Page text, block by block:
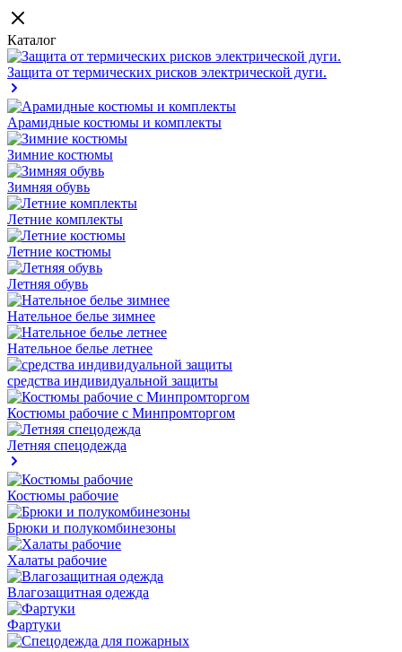
Каталог
Защита от термических рисков электрической дуги.
Арамидные костюмы и комплекты
Зимние костюмы
Зимняя обувь
Летние комплекты
Летние костюмы
Летняя обувь
Нательное белье зимнее
Нательное белье летнее
средства индивидуальной защиты
Костюмы рабочие с Минпромторгом
Летняя спецодежда
Костюмы рабочие
Брюки и полукомбинезоны
Халаты рабочие
Влагозащитная одежда
Фартуки